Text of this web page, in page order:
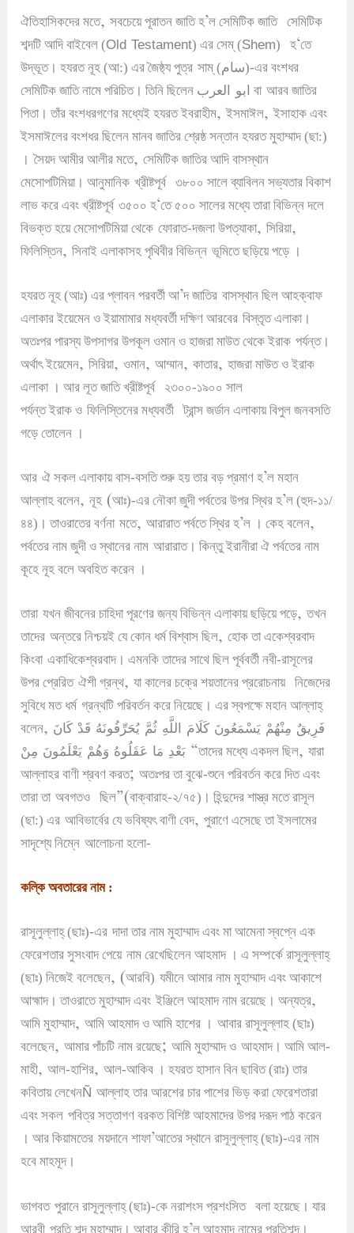
ঐতিহাসিকদের মতে,সবচেয়ে পূরাতন জাতি হ’ল সেমিটিক জাতি
সেমিটিক
শব্দটি আদি বাইবেল (Old Testament) এর সেম্ (Shem) হ‘তে
উদ্ভূত।হযরত নূহ (আ:) এর জৈষ্ঠ্য পুত্র সাম্ (سام)-এর বংশধর
সেমিটিক জাতি নামে পরিচিত।তিনি ছিলেন ابو العرب বা আরব জাতির
পিতা ।তাঁর বংশধরগণের মধ্যেই হযরত ইবরাহীম,ইসমাঈল,ইসাহাক এবং
ইসমাঈলের বংশধর ছিলেন মানব জাতির শ্রেষ্ঠ সন্তান হযরত মুহাম্মাদ (ছা:)
। সৈয়দ আমীর আলীর মতে,সেমিটিক জাতির আদি বাসস্থান
মেসোপটিমিয়া ।আনুমানিক খ্রীষ্টপূর্ব
৩৮০০ সালে ব্যাবিলন সভ্যতার বিকাশ
লাভ করে এবং খ্রীষ্টপূর্ব ৩৫০০ হ‘তে ৫০০ সালের মধ্যে তারা বিভিন্ন দলে
বিভক্ত হয়ে মেসোপটিমিয়া থেকে ফোরাত-দজলা উপত্যাকা,সিরিয়া,
ফিলিস্তিন,সিনাই এলাকাসহ পৃথিবীর বিভিন্ন ভূমিতে ছড়িয়ে পড়ে ।
হযরত নূহ (আঃ) এর প্লাবন পরবর্তী আ’দ জাতির বাসস্থান ছিল আহক্বাফ
এলাকার ইয়েমেন ও ইয়ামামার মধ্যবর্তী দক্ষিণ আরবের বিস্তৃত এলাকা ।
অতঃপর পারস্য উপসাগর উপকূল ওমান ও হাজরা মাউত থেকে ইরাক পর্যন্ত।
অর্থাৎ ইয়েমেন,সিরিয়া,ওমান,আম্মান,কাতার,হাজরা মাউত ও ইরাক
এলাকা ।আর লূত জাতি খ্রীষ্টপূর্ব
২৩০০-১৯০০ সাল
পর্যন্ত ইরাক ও ফিলিস্তিনের মধ্যবর্তী
ট্রান্স জর্ডান এলাকায় বিপুল জনবসতি
গড়ে তোলেন ।
আর ঐ সকল এলাকায় বাস-বসতি শুরু হয় তার বড় প্রমাণ হ’ল মহান
আল্লাহ বলেন,নূহ(আঃ)-এর নৌকা জুদী পর্বতের উপর স্থির হ’ল (হুদ-১১/
৪৪) ।তাওরাতের বর্ণনা মতে,আরারাত পর্বতে স্থির হ’ল ।কেহ বলেন,
পর্বতের নাম জুদী ও স্থানের নাম আরারাত।কিন্তু ইরানীরা ঐ পর্বতের নাম
কূহে নূহ বলে অবহিত করেন ।
তারা যখন জীবনের চাহিদা পূরণের জন্য বিভিন্ন এলাকায় ছড়িয়ে পড়ে,তখন
তাদের অন্তরে নিশ্চয়ই যে কোন ধর্ম বিশ্বাস ছিল,হোক তা একেশ্বরবাদ
কিংবা একাধিকেশ্বরবাদ।এমনকি তাদের সাথে ছিল পূর্ববর্তী নবী-রাসূলের
উপর প্রেরিত ঐশী গ্রন্থ,যা কালের চক্রে শয়তানের প্ররোচনায়
নিজেদের
সুবিধে মত ধর্ম গ্রন্থটি পরিবর্তন করে নিয়েছে ।এর স্বপক্ষে মহান আল্লাহ্
বলেন, قَدْ كَانَ فَرِيقٌ مِنْهُمْ يَسْمَعُونَ كَلَامَ اللَّهِ ثُمَّ يُحَرِّفُونَهُ
مِنْ بَعْدِ مَا عَقَلُوهُ وَهُمْ يَعْلَمُونَ “তাদের মধ্যে একদল ছিল,যারা
আল্লাহর বাণী শ্রবণ করত;অতঃপর তা বুঝে-শুনে পরিবর্তন করে দিত এবং
তারা তা অবগতও ছিল”(বাক্বারাহ-২/৭৫) ।হিন্দুদের শাস্ত্র মতে রাসূল
(ছা:) এর আবিভার্বের যে ভবিষ্যৎ বাণী বেদ,পুরাণে এসেছে তা ইসলামের
সাদৃশ্যে নিম্নে আলোচনা হলো-
কল্কি অবতারের নাম :
রাসূলুল্লাহ্ (ছাঃ)-এর দাদা তার নাম মুহাম্মাদ এবং মা আমেনা স্বপ্নে এক
ফেরেশতার সুসংবাদ পেয়ে নাম রেখেছিলেন আহমাদ ।এ সম্পর্কে রাসূলুল্লাহ্
(ছাঃ) নিজেই বলেছেন, (আরবি) যমীনে আমার নাম মুহাম্মাদ এবং আকাশে
আহ্মাদ।তাওরাতে মুহাম্মাদ এবং ইঞ্জিলে আহমাদ নাম রয়েছে ।অন্যত্র,
আমি মুহাম্মাদ,আমি আহমাদ ও আমি হাশের । আবার রাসূলুল্লাহ (ছাঃ)
বলেছেন,আমার পাঁচটি নাম রয়েছে;আমি মুহাম্মাদ ও আহমাদ।আমি আল-
মাহী,আল-হাশির,আল-আকিব ।হযরত হাসান বিন ছাবিত (রাঃ) তার
কবিতায় লেখেনÑআল্লাহ তার আরশের চার পাশের ভিড় করা ফেরেশতারা
এবং সকল পবিত্র সত্তাগণ বরকত বিশিষ্ট আহমাদের উপর দরূদ পাঠ করেন
।আর কিয়ামতের ময়দানে শাফা’আতের স্থানে রাসূলুল্লাহ্ (ছাঃ)-এর নাম
হবে মাহমূদ।
ভাগবত পুরানে রাসূলুল্লাহ্(ছাঃ)-কে নরাশংসপ্রশংসিত বলা হয়েছে ।যার
আরবী প্রতি শব্দ মুহাম্মাদ।আবার কীরি হ’ল আহমাদ নামের প্রতিশব্দ।